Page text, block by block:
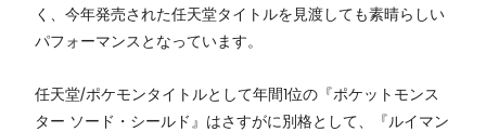
く、今年発売された任天堂タイトルを見渡しても素晴らしい
パフォーマンスとなっています。
任天堂/ポケモンタイトルとして年間1位の『ポケットモンス
ター ソード・シールド』はさすがに別格として、『ルイマン